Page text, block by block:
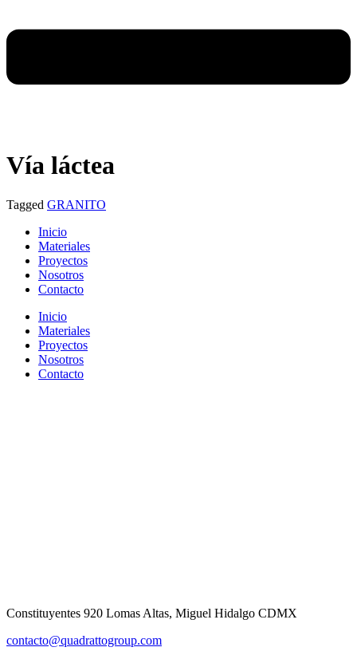
Vía láctea
Tagged GRANITO
Inicio
Materiales
Proyectos
Nosotros
Contacto
Inicio
Materiales
Proyectos
Nosotros
Contacto
Constituyentes 920 Lomas Altas, Miguel Hidalgo CDMX
contacto@quadrattogroup.com